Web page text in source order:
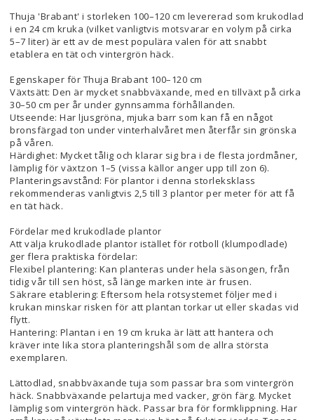
Thuja 'Brabant' i storleken 100–120 cm levererad som krukodlad
i en 24 cm kruka (vilket vanligtvis motsvarar en volym på cirka
5–7 liter) är ett av de mest populära valen för att snabbt
etablera en tät och vintergrön häck.
Egenskaper för Thuja Brabant 100–120 cm
Växtsätt: Den är mycket snabbväxande, med en tillväxt på cirka
30–50 cm per år under gynnsamma förhållanden.
Utseende: Har ljusgröna, mjuka barr som kan få en något
bronsfärgad ton under vinterhalvåret men återfår sin grönska
på våren.
Härdighet: Mycket tålig och klarar sig bra i de flesta jordmåner,
lämplig för växtzon 1–5 (vissa källor anger upp till zon 6).
Planteringsavstånd: För plantor i denna storleksklass
rekommenderas vanligtvis 2,5 till 3 plantor per meter för att få
en tät häck.
Fördelar med krukodlade plantor
Att välja krukodlade plantor istället för rotboll (klumpodlade)
ger flera praktiska fördelar:
Flexibel plantering: Kan planteras under hela säsongen, från
tidig vår till sen höst, så länge marken inte är frusen.
Säkrare etablering: Eftersom hela rotsystemet följer med i
krukan minskar risken för att plantan torkar ut eller skadas vid
flytt.
Hantering: Plantan i en 19 cm kruka är lätt att hantera och
kräver inte lika stora planteringshål som de allra största
exemplaren.
Lättodlad, snabbväxande tuja som passar bra som vintergrön
häck. Snabbväxande pelartuja med vacker, grön färg. Mycket
lämplig som vintergrön häck. Passar bra för formklippning. Har